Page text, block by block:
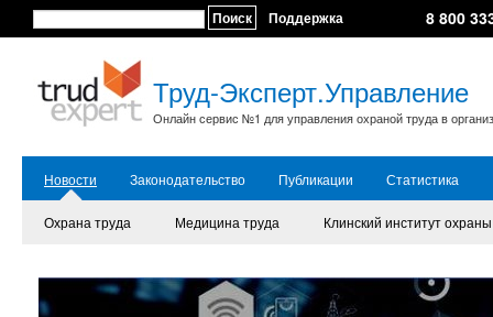
Поиск Поддержка 8 800
Труд-Эксперт.Управление
Онлайн сервис №1 для управления охраной труда в
Новости Законодательство Публикации Статистика
Охрана труда Медицина труда Клинский институт